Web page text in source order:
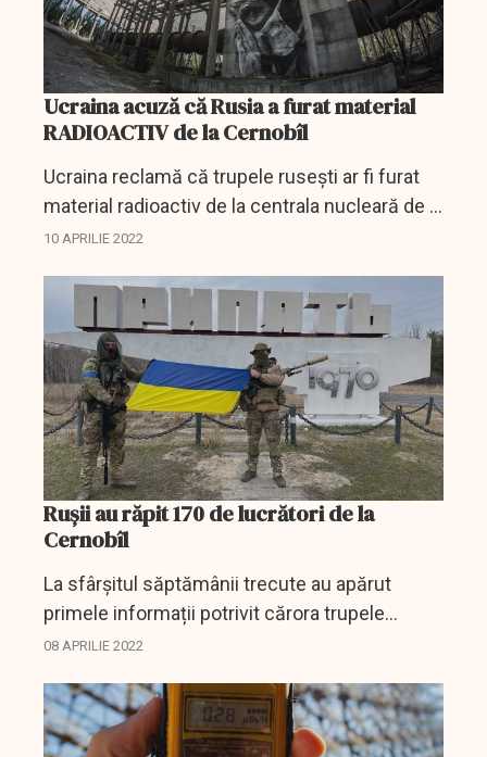
Ucraina acuză că Rusia a furat material
RADIOACTIV de la Cernobîl
Ucraina reclamă că trupele ruseşti ar fi furat
material radioactiv de la centrala nucleară de la
Cernobîl.
10 APRILIE 2022
Rușii au răpit 170 de lucrători de la
Cernobîl
La sfârșitul săptămânii trecute au apărut
primele informații potrivit cărora trupele
rusești au început să se retragă de pe
Cernobîl.
08 APRILIE 2022